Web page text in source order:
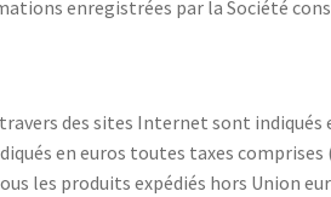
enregistrées par la Société
des sites Internet sont
en euros toutes taxes
les produits expédiés hors Union